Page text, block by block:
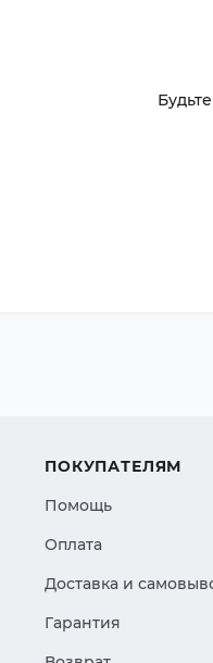
ПОКУПАТЕЛЯМ
Помощь
Оплата
Доставка и
Гарантия